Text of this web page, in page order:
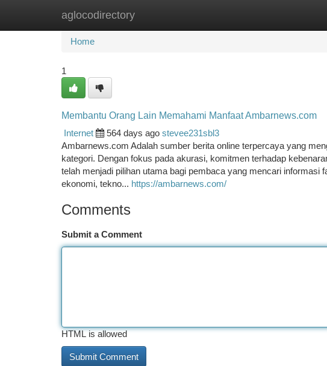
aglocodirectory
Home New Site Listings
Home
1
Membantu Orang Lain Memahami Manfaat Ambarnews.com
Internet
564 days ago stevee231sbl3
Ambarnews.com Adalah sumber berita online terpercaya yang
kategori. Dengan fokus pada akurasi, komitmen terhadap
telah menjadi pilihan utama bagi pembaca yang mencari informasi
ekonomi, tekno... https://ambarnews.com/
Comments
Submit a Comment
HTML is allowed